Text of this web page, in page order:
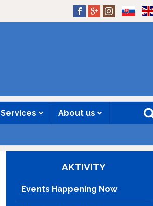
Services About us
AKTIVITY
Events Happening Now